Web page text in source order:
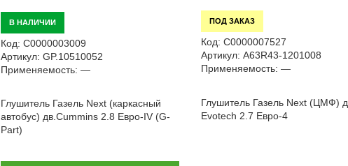
В НАЛИЧИИ
Код: С0000003009
Артикул: GP.10510052
Применяемость: —
Глушитель Газель Next (каркасный
автобус) дв.Cummins 2.8 Евро-IV (G-
Part)
ПОД ЗАКАЗ
Код: С0000007527
Артикул: А63R43-1201008
Применяемость: —
Глушитель Газель Next (ЦМФ)
Evotech 2.7 Евро-4